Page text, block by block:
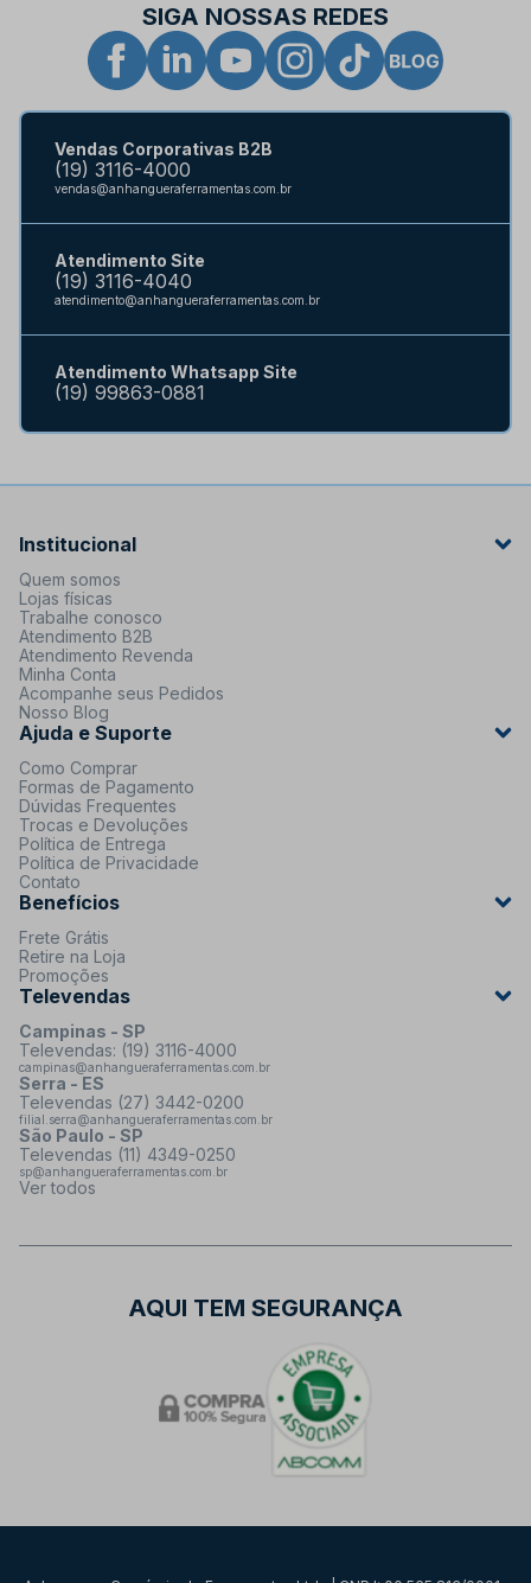
SIGA NOSSAS REDES
Vendas Corporativas B2B
(19) 3116-4000
vendas@anhangueraferramentas.com.br
Atendimento Site
(19) 3116-4040
atendimento@anhangueraferramentas.com.br
Atendimento Whatsapp Site
(19) 99863-0881
Institucional
Quem somos
Lojas físicas
Trabalhe conosco
Atendimento B2B
Atendimento Revenda
Minha Conta
Acompanhe seus Pedidos
Nosso Blog
Ajuda e Suporte
Como Comprar
Formas de Pagamento
Dúvidas Frequentes
Trocas e Devoluções
Política de Entrega
Política de Privacidade
Contato
Benefícios
Frete Grátis
Retire na Loja
Promoções
Televendas
Campinas - SP
Televendas: (19) 3116-4000
campinas@anhangueraferramentas.com.br
Serra - ES
Televendas (27) 3442-0200
filial.serra@anhangueraferramentas.com.br
São Paulo - SP
Televendas (11) 4349-0250
sp@anhangueraferramentas.com.br
Ver todos
AQUI TEM SEGURANÇA